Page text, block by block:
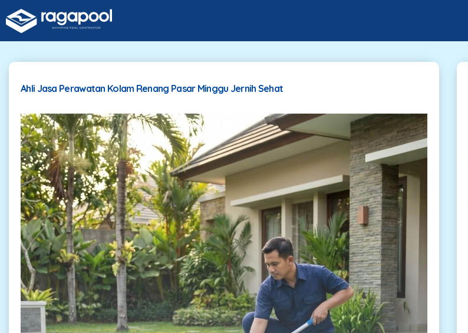
Ahli Jasa Perawatan Kolam Renang Pasar Minggu Jernih Sehat